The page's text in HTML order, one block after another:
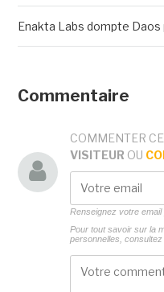
Enakta Labs dompte
Commentaire
COMMENTER
VISITEUR OU
Renseignez votre
Pour tout savoir sur la
personnelles, consultez